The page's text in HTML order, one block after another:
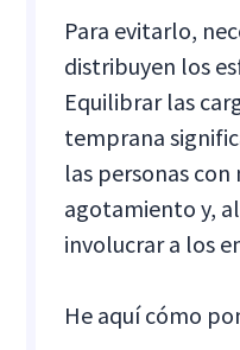
Para evitarlo,
distribuyen los
Equilibrar las
temprana
las personas
agotamiento y,
involucrar a los
He aquí cómo